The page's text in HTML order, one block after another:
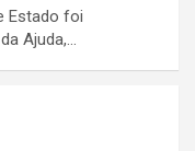
Estado foi
Ajuda,…